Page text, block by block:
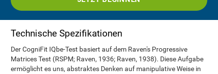
Technische Spezifikationen
Der CogniFit IQbe-Test basiert auf dem Raven's Progressive
Matrices Test (RSPM; Raven, 1936; Raven, 1938). Diese Aufgabe
ermöglicht es uns, abstraktes Denken auf manipulative Weise in